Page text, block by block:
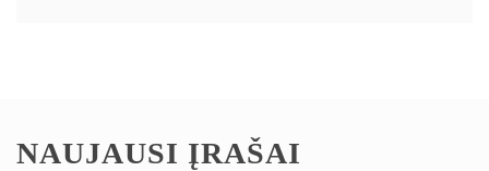
NAUJAUSI ĮRAŠAI